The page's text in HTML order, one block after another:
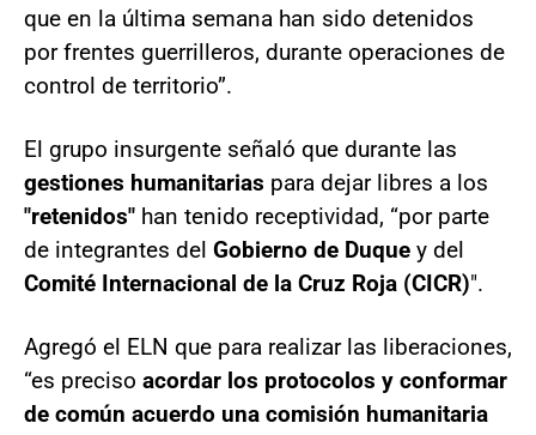
que en la última semana han sido detenidos
por frentes guerrilleros, durante operaciones de
control de territorio”.
El grupo insurgente señaló que durante las
gestiones humanitarias para dejar libres a los
"retenidos" han tenido receptividad, “por parte
de integrantes del Gobierno de Duque y del
Comité Internacional de la Cruz Roja (CICR)".
Agregó el ELN que para realizar las liberaciones,
“es preciso acordar los protocolos y conformar
de común acuerdo una comisión humanitaria